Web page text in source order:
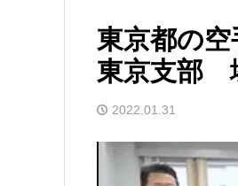
東京都の
東京支部
2022.01.31